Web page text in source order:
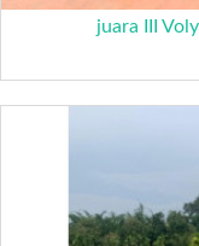
juara III